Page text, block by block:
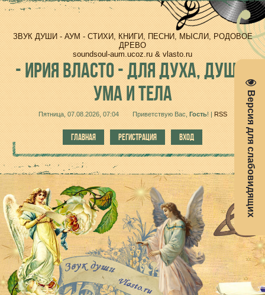
Версия для слабовидящих
ЗВУК ДУШИ - АУМ - СТИХИ, КНИГИ, ПЕСНИ, МЫСЛИ, РОДОВОЕ
ДРЕВО
soundsoul-aum.ucoz.ru & vlasto.ru
-ИРИЯ ВЛАСТО - ДЛЯ ДУХА, ДУШИ,
УМА И ТЕЛА
Пятница, 07.08.2026, 07:04 Приветствую Вас Гость!| RSS
ГЛАВНАЯ РЕГИСТРАЦИЯ ВХОД